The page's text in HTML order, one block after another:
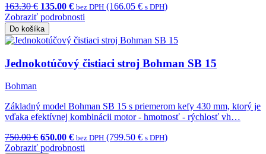
163.30 € 135.00 € bez DPH (166.05 € s DPH)
Zobraziť podrobnosti
Do košíka
Jednokotúčový čistiaci stroj Bohman SB 15
Bohman
Základný model Bohman SB 15 s priemerom kefy 430 mm, ktorý je
vďaka efektívnej kombinácii motor - hmotnosť - rýchlosť vh…
750.00 € 650.00 € bez DPH (799.50 € s DPH)
Zobraziť podrobnosti